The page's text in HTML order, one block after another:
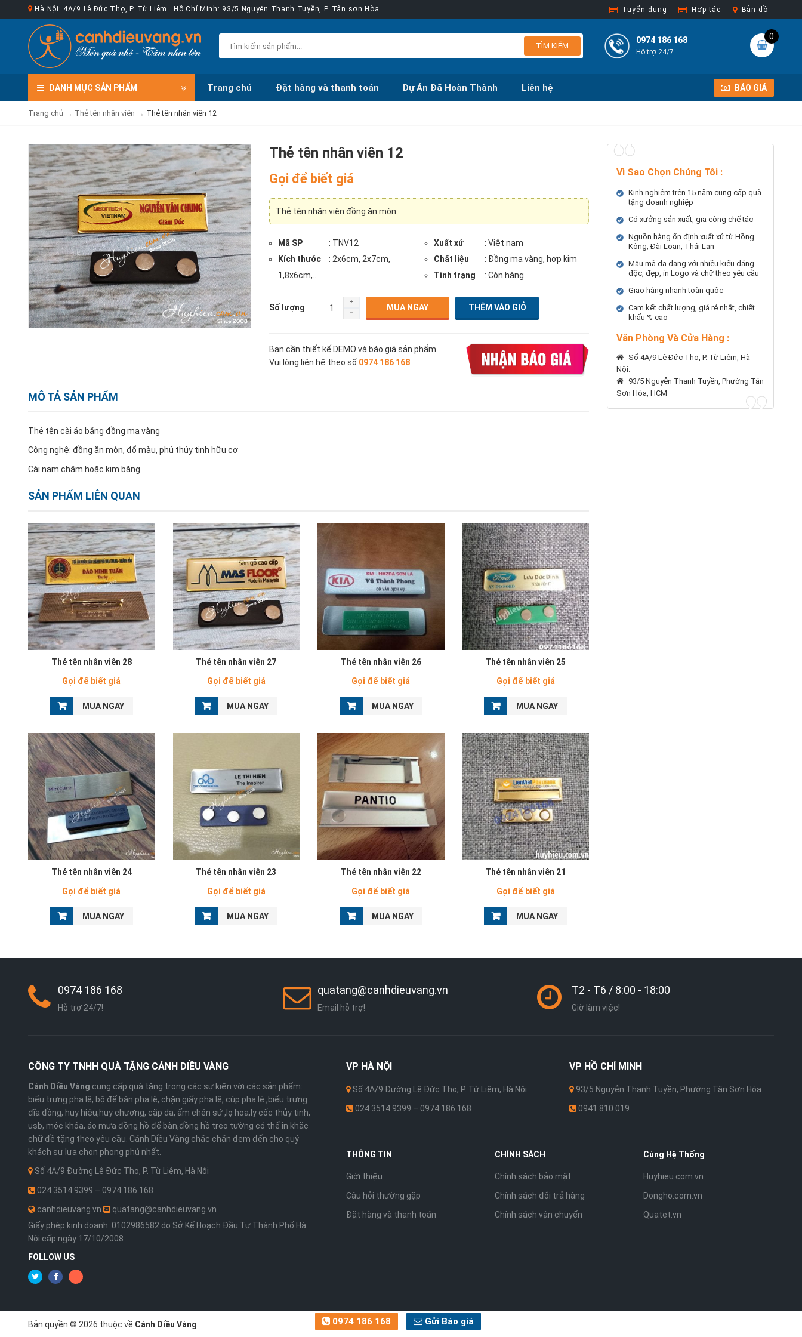
Hà Nội: 4A/9 Lê Đức Thọ, P. Từ Liêm . Hồ Chí Minh: 93/5 Nguyễn Thanh Tuyền, P. Tân sơn Hòa Tuyển dụng Hợp tác Bản đồ
TÌM KIẾM
0
0974 186 168
Hỗ trợ 24/7
DANH MỤC SẢN PHẨM Trang chủ Đặt hàng và thanh toán Dự Án Đã Hoàn Thành Liên hệ BÁO GIÁ
Trang chủ → Thẻ tên nhân viên → Thẻ tên nhân viên 12
Thẻ tên nhân viên 12
Gọi để biết giá
Thẻ tên nhân viên đồng ăn mòn
Mã SP : TNV12 Xuất xứ
: Việt nam
Kích thước
: 2x6cm, 2x7cm,
1,8x6cm,....
Chất liệu
: Đồng mạ vàng, hợp kim
Tình trạng
: Còn hàng
Số lượng MUA NGAY
Bạn cần thiết kế DEMO và báo giá sản phẩm.
Vui lòng liên hệ theo số 0974 186 168
MÔ TẢ SẢN PHẨM
Thẻ tên cài áo bằng đồng mạ vàng
Công nghệ: đồng ăn mòn, đổ màu, phủ thủy tinh hữu cơ
Cài nam châm hoặc kim băng
SẢN PHẨM LIÊN QUAN
Thẻ tên nhân viên 28
Gọi để biết giá
MUA NGAY
Thẻ tên nhân viên 27
Gọi để biết giá
MUA NGAY
Thẻ tên nhân viên 26
Gọi để biết giá
MUA NGAY
Thẻ tên nhân viên 25
Gọi để biết giá
MUA NGAY
Thẻ tên nhân viên 24
Gọi để biết giá
MUA NGAY
Thẻ tên nhân viên 23
Gọi để biết giá
MUA NGAY
Thẻ tên nhân viên 22
Gọi để biết giá
MUA NGAY
Thẻ tên nhân viên 21
Gọi để biết giá
MUA NGAY
Vì Sao Chọn Chúng Tôi :
Kinh nghiệm trên 15 năm cung cấp quà
tặng doanh nghiệp
Có xưởng sản xuất, gia công chế tác
Nguồn hàng ổn định xuất xứ từ Hồng
Kông, Đài Loan, Thái Lan
Mẫu mã đa dạng với nhiều kiểu dáng
độc, đẹp, in Logo và chữ theo yêu cầu
Giao hàng nhanh toàn quốc
Cam kết chất lượng, giá rẻ nhất, chiết
khấu % cao
Văn Phòng Và Cửa Hàng :
Số 4A/9 Lê Đức Thọ, P. Từ Liêm, Hà
Nội.
93/5 Nguyễn Thanh Tuyền, Phường Tân
Sơn Hòa, HCM
0974 186 168
Hỗ trợ 24/7!
quatang@canhdieuvang.vn
Email hỗ trợ!
T2 - T6 / 8:00 - 18:00
Giờ làm việc!
CÔNG TY TNHH QUÀ TẶNG CÁNH DIỀU VÀNG
Cánh Diều Vàng cung cấp quà tặng trong các sự kiện với các sản phẩm:
biểu trưng pha lê, bộ để bàn pha lê, chặn giấy pha lê, cúp pha lê ,biểu trưng
đĩa đồng, huy hiệu,huy chương, cặp da, ấm chén sứ ,lọ hoa,ly cốc thủy tinh,
usb, móc khóa, áo mưa đồng hồ để bàn,đồng hồ treo tường có thể in khắc
chữ đề tặng theo yêu cầu. Cánh Diều Vàng chắc chắn đem đến cho quý
khách sự lựa chọn phong phú nhất.
Số 4A/9 Đường Lê Đức Thọ, P. Từ Liêm, Hà Nội
024.3514 9399 – 0974 186 168
canhdieuvang.vn
quatang@canhdieuvang.vn
Giấy phép kinh doanh: 0102986582 do Sở Kế Hoạch Đầu Tư Thành Phố Hà
Nội cấp ngày 17/10/2008
FOLLOW US
VP HÀ NỘI
Số 4A/9 Đường Lê Đức Thọ, P. Từ Liêm, Hà Nội
024.3514 9399 – 0974 186 168
VP HỒ CHÍ MINH
93/5 Nguyễn Thanh Tuyền, Phường Tân Sơn Hòa
0941.810.019
THÔNG TIN
Giới thiệu
Câu hỏi thường gặp
Đặt hàng và thanh toán
CHÍNH SÁCH
Chính sách bảo mật
Chính sách đổi trả hàng
Chính sách vận chuyển
Cùng Hệ Thống
Huyhieu.com.vn
Dongho.com.vn
Quatet.vn
Bản quyền © 2026 thuộc về Cánh Diều Vàng 0974 186 168 Gửi Báo giá